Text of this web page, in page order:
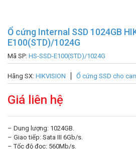
Ổ cứng Internal SSD 1024GB
E100(STD)/1024G
Mã SP: HS-SSD-E100(STD)/1024G
Hãng SX: HIKVISION Ổ cứng SSD cho
Giá liên hệ
– Dung lượng: 1024GB.
– Giao tiếp: Sata III 6Gb/s.
– Tốc độ đọc: 560Mb/s.